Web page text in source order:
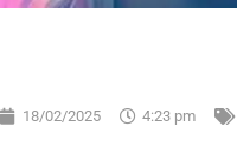
18/02/2025 4:23 pm